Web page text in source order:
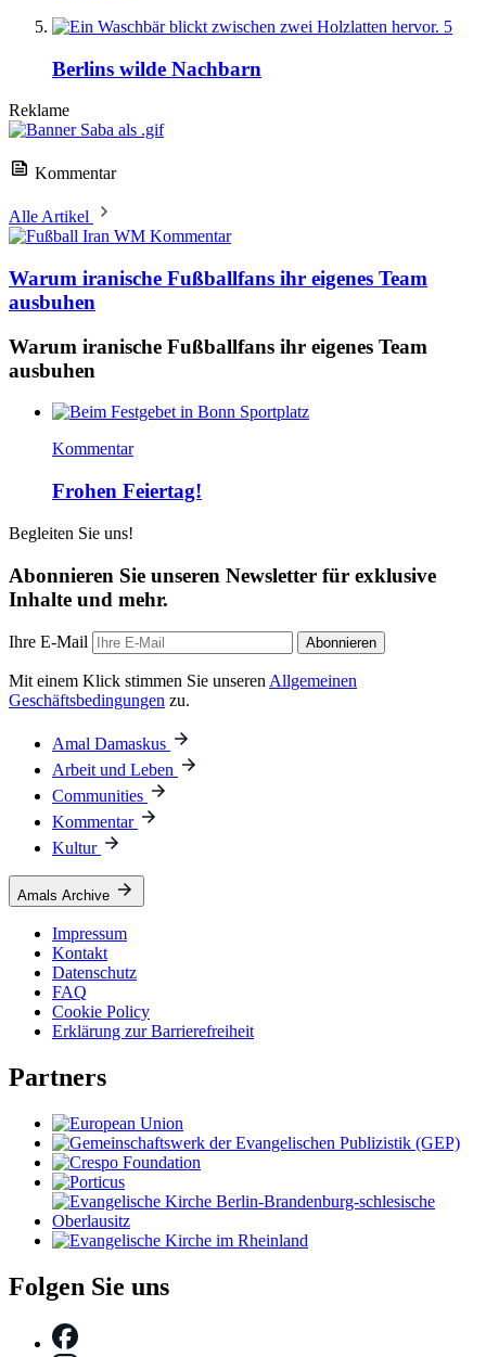
5
Berlins wilde Nachbarn
Reklame
Kommentar
Alle Artikel
Kommentar
Warum iranische Fußballfans ihr eigenes Team
ausbuhen
Warum iranische Fußballfans ihr eigenes Team
ausbuhen
Kommentar
Frohen Feiertag!
Begleiten Sie uns!
Abonnieren Sie unseren Newsletter für exklusive
Inhalte und mehr.
Ihre E-Mail Abonnieren
Mit einem Klick stimmen Sie unseren Allgemeinen
Geschäftsbedingungen zu.
Amal Damaskus
Arbeit und Leben
Communities
Kommentar
Kultur
Amals Archive
Impressum
Kontakt
Datenschutz
FAQ
Cookie Policy
Erklärung zur Barrierefreiheit
Partners
Folgen Sie uns